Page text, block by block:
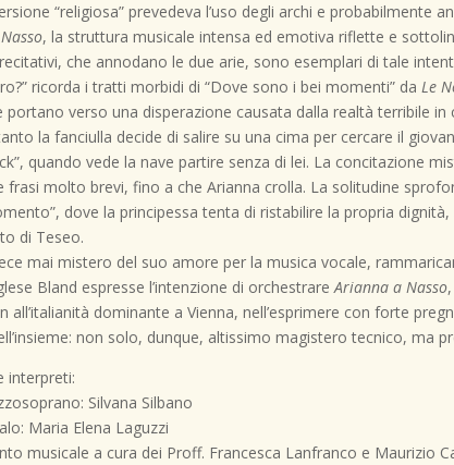
“religiosa” prevedeva l’uso degli archi e probabilmente
, la struttura musicale intensa ed emotiva riflette e
che annodano le due arie, sono esemplari di tale
ricorda i tratti morbidi di “Dove sono i bei momenti” daLe
portano verso una disperazione causata dalla realtà terribile
la fanciulla decide di salire su una cima per cercare il
quando vede la nave partire senza di lei. La concitazione
frasi molto brevi, fino a che Arianna crolla. La solitudine
dove la principessa tenta di ristabilire la propria
di Teseo.
mai mistero del suo amore per la musica vocale,
Bland espresse l’intenzione di orchestrareArianna a Nasso
all’italianità dominante a Vienna, nell’esprimere con forte
non solo, dunque, altissimo magistero tecnico, ma
interpreti:
Silvana Silbano
Maria Elena Laguzzi
musicale a cura dei Proff. Francesca Lanfranco e Maurizio